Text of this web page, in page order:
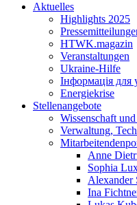
Aktuelles
Highlights 2025
HTWK.magazin
Veranstaltungen
Ukraine-Hilfe
Інформація для
Energiekrise
Stellenangebote
Wissenschaft
Verwaltung,
Anne
Sophia
Alexander
Ina